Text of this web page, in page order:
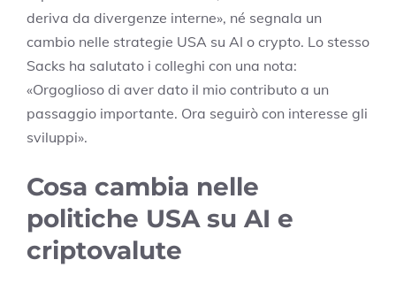
deriva da divergenze interne», né segnala un
cambio nelle strategie USA su AI o crypto. Lo stesso
Sacks ha salutato i colleghi con una nota:
«Orgoglioso di aver dato il mio contributo a un
passaggio importante. Ora seguirò con interesse gli
sviluppi».
Cosa cambia nelle
politiche USA su AI e
criptovalute